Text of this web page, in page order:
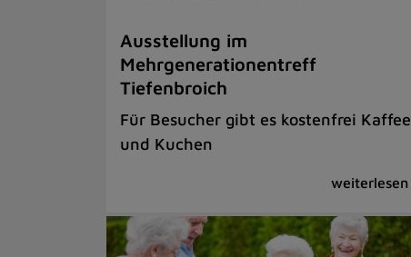
Ausstellung im
Mehrgenerationentreff
Tiefenbroich
Für Besucher gibt es kostenfrei Kaffee
und Kuchen